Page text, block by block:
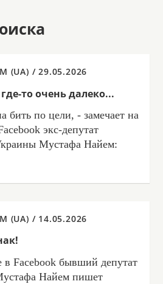
(UA) /29.05.2026
то очень далеко...
бить по цели, - замечает на
экс-депутат
Мустафа Найем:
(UA) / 14.05.2026
в Facebook бывший депутат
Найем пишет